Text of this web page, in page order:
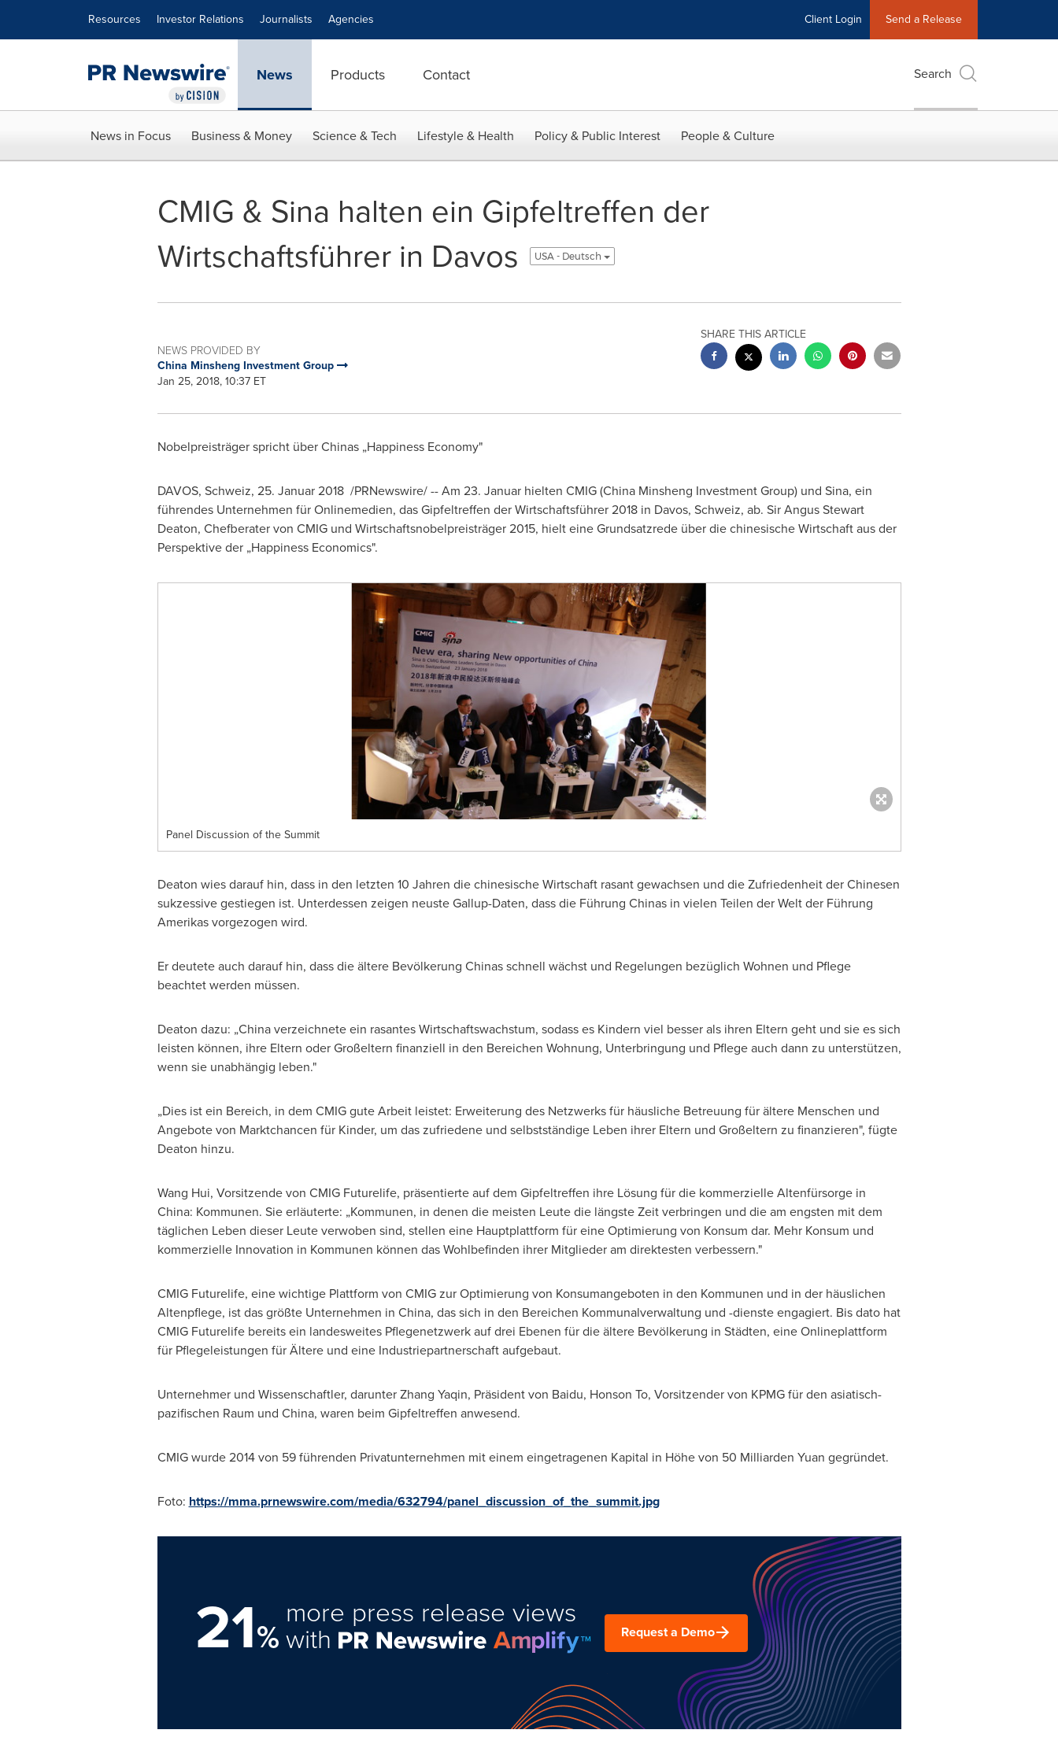
Resources Investor Relations Journalists Agencies Client Login Send a Release
News Products Contact Search
News in Focus Business & Money Science & Tech Lifestyle & Health Policy & Public Interest People & Culture
CMIG & Sina halten ein Gipfeltreffen der
Wirtschaftsführer in Davos
USA - Deutsch
NEWS PROVIDED BY
China Minsheng Investment Group
Jan 25, 2018, 10:37 ET
SHARE THIS ARTICLE
Nobelpreisträger spricht über Chinas „Happiness Economy"
DAVOS, Schweiz, 25. Januar 2018 /PRNewswire/ -- Am 23. Januar hielten CMIG (China Minsheng Investment Group) und Sina, ein
führendes Unternehmen für Onlinemedien, das Gipfeltreffen der Wirtschaftsführer 2018 in Davos, Schweiz, ab. SirAngus Stewart
Deaton, Chefberater von CMIG und Wirtschaftsnobelpreisträger 2015, hielt eine Grundsatzrede über die chinesische Wirtschaft aus der
Perspektive der „Happiness Economics".
Panel Discussion of the Summit
Deaton wies darauf hin, dass in den letzten 10 Jahren die chinesische Wirtschaft rasant gewachsen und die Zufriedenheit der Chinesen
sukzessive gestiegen ist. Unterdessen zeigen neuste Gallup-Daten, dass die Führung Chinas in vielen Teilen der Welt der Führung
Amerikas vorgezogen wird.
Er deutete auch darauf hin, dass die ältere Bevölkerung Chinas schnell wächst und Regelungen bezüglich Wohnen und Pflege
beachtet werden müssen.
Deaton dazu: „China verzeichnete ein rasantes Wirtschaftswachstum, sodass es Kindern viel besser als ihren Eltern geht und sie es sich
leisten können, ihre Eltern oder Großeltern finanziell in den Bereichen Wohnung, Unterbringung und Pflege auch dann zu unterstützen,
wenn sie unabhängig leben."
„Dies ist ein Bereich, in dem CMIG gute Arbeit leistet: Erweiterung des Netzwerks für häusliche Betreuung für ältere Menschen und
Angebote von Marktchancen für Kinder, um das zufriedene und selbstständige Leben ihrer Eltern und Großeltern zu finanzieren", fügte
Deaton hinzu.
Wang Hui, Vorsitzende von CMIG Futurelife, präsentierte auf dem Gipfeltreffen ihre Lösung für die kommerzielle Altenfürsorge in
China: Kommunen. Sie erläuterte: „Kommunen, in denen die meisten Leute die längste Zeit verbringen und die am engsten mit dem
täglichen Leben dieser Leute verwoben sind, stellen eine Hauptplattform für eine Optimierung von Konsum dar. Mehr Konsum und
kommerzielle Innovation in Kommunen können das Wohlbefinden ihrer Mitglieder am direktesten verbessern."
CMIG Futurelife, eine wichtige Plattform von CMIG zur Optimierung von Konsumangeboten in den Kommunen und in der häuslichen
Altenpflege, ist das größte Unternehmen in China, das sich in den Bereichen Kommunalverwaltung und -dienste engagiert. Bis dato hat
CMIG Futurelife bereits ein landesweites Pflegenetzwerk auf drei Ebenen für die ältere Bevölkerung in Städten, eine Onlineplattform
für Pflegeleistungen für Ältere und eine Industriepartnerschaft aufgebaut.
Unternehmer und Wissenschaftler, darunter Zhang Yaqin, Präsident von Baidu, Honson To, Vorsitzender von KPMG für den asiatisch-
pazifischen Raum und China, waren beim Gipfeltreffen anwesend.
CMIG wurde 2014 von 59 führenden Privatunternehmen mit einem eingetragenen Kapital in Höhe von 50 Milliarden Yuan gegründet.
Foto: https://mma.prnewswire.com/media/632794/panel_discussion_of_the_summit.jpg
21%
more press release views
with Request a Demo